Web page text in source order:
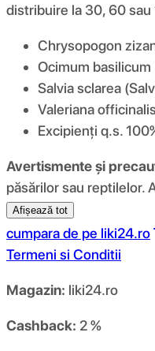
distribuire la 30, 60
Chrysopogon
Ocimum basilicum
Salvia sclarea
Valeriana
Excipienți q.s.
Avertismente și
păsărilor sau reptilelor.
Afișează tot
cumpara de pe liki24.ro
Termeni si Conditii
Magazin: liki24.ro
Cashback: 2 %